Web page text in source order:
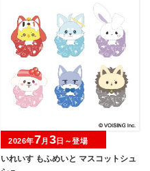
いれいす もふめいと マスコットシュ
2026年7月 3 日～登場